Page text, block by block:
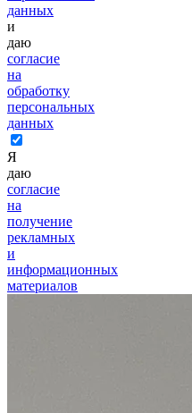
данных
и
даю
согласие
на
обработку
персональных
данных
Я
даю
согласие
на
получение
рекламных
и
информационных
материалов